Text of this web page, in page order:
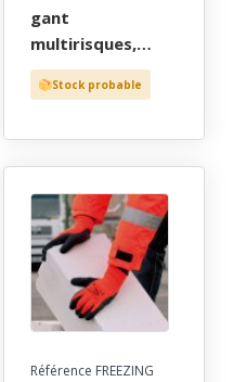
gant
multirisques,
anti-coupure,
anti-piqure, anti-
coton jauge 10,
enduction latex
noir granite, t8 a
11
Stock probable
Référence FREEZING